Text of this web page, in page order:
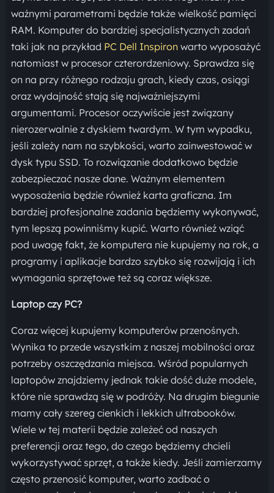
ważnymi parametrami będzie także wielkość pamięci
RAM. Komputer do bardziej specjalistycznych zadań
taki jak na przykład PC Dell Inspiron warto wyposażyć
natomiast w procesor czterordzeniowy. Sprawdza się
on na przy różnego rodzaju grach, kiedy czas, osiągi
oraz wydajność stają się najważniejszymi
argumentami. Procesor oczywiście jest związany
nierozerwalnie z dyskiem twardym. W tym wypadku,
jeśli zależy nam na szybkości, warto zainwestować w
dysk typu SSD. To rozwiązanie dodatkowo będzie
zabezpieczać nasze dane. Ważnym elementem
wyposażenia będzie również karta graficzna. Im
bardziej profesjonalne zadania będziemy wykonywać,
tym lepszą powinniśmy kupić. Warto również wziąć
pod uwagę fakt, że komputera nie kupujemy na rok, a
programy i aplikacje bardzo szybko się rozwijają i ich
wymagania sprzętowe też są coraz większe.
Laptop czy PC?
Coraz więcej kupujemy komputerów przenośnych.
Wynika to przede wszystkim z naszej mobilności oraz
potrzeby oszczędzania miejsca. Wśród popularnych
laptopów znajdziemy jednak takie dość duże modele,
które nie sprawdzą się w podróży. Na drugim biegunie
mamy cały szereg cienkich i lekkich ultrabooków.
Wiele w tej materii będzie zależeć od naszych
preferencji oraz tego, do czego będziemy chcieli
wykorzystywać sprzęt, a także kiedy. Jeśli zamierzamy
często przenosić komputer, warto zadbać o